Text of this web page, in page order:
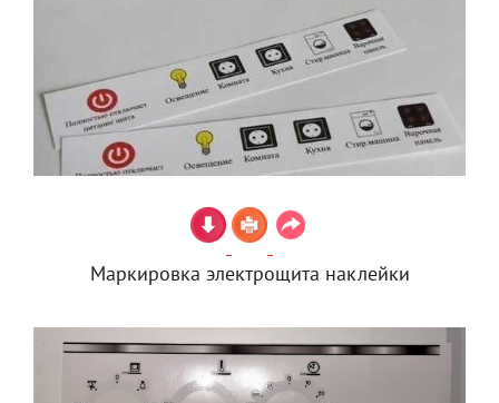
Маркировка электрощита наклейки